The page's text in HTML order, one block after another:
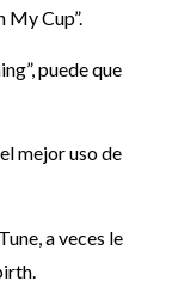
My Cup”.
puede que
mejor uso de
a veces le